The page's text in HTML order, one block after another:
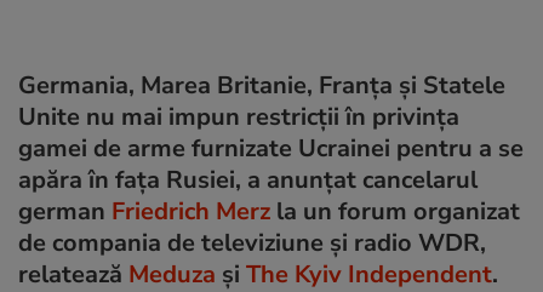
Germania, Marea Britanie, Franța și Statele
Unite nu mai impun restricții în privința
gamei de arme furnizate Ucrainei pentru a se
apăra în fața Rusiei, a anunțat cancelarul
german Friedrich Merz la un forum organizat
de compania de televiziune și radio WDR,
relatează Meduza și The Kyiv Independent.